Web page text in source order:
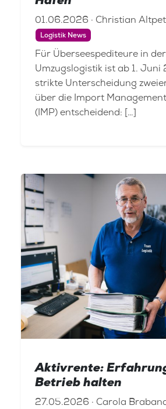
01.06.2026 · Christian
Logistik News
Für Überseespediteure in der
Umzugslogistik ist ab 1. Juni
strikte Unterscheidung
über die Import
(IMP) entscheidend: […]
Aktivrente:
Betrieb halten
27.05.2026 · Carola